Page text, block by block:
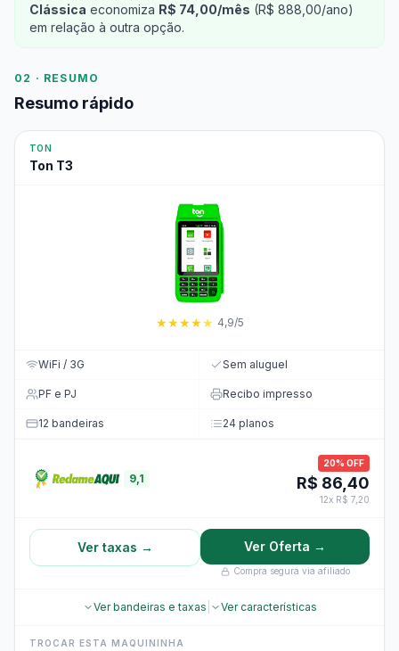
Clássica economiza R$ 74,00/mês (R$ 888,00/ano)
em relação à outra opção.
02 · RESUMO
Resumo rápido
TON
Ton T3
★★★★★ 4,9/5
WiFi / 3G Sem aluguel
PF e PJ Recibo impresso
12 bandeiras 24 planos
9,1
20% OFF
R$ 86,40
12x R$ 7,20
Ver taxas → Ver Oferta →
Compra segura via afiliado
Ver bandeiras e taxas Ver características
TROCAR ESTA MAQUININHA